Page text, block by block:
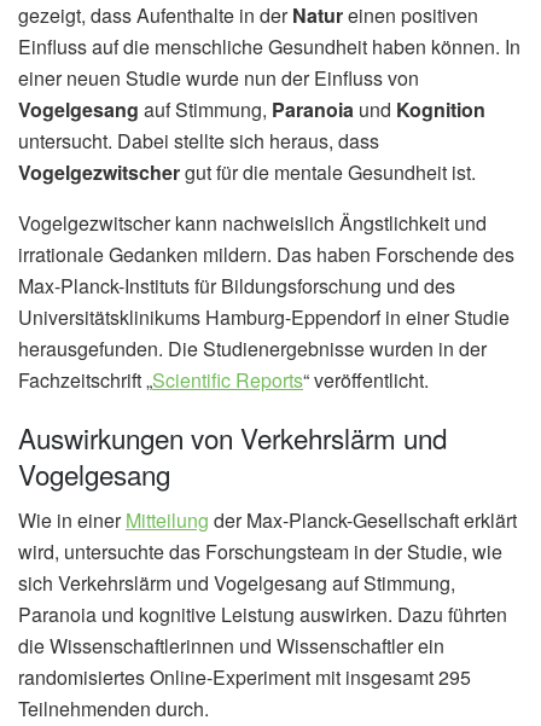
gezeigt, dass Aufenthalte in derNatureinen positiven
Einfluss auf die menschliche Gesundheit haben können. In
einer neuen Studie wurde nun der Einfluss von
Vogelgesang auf Stimmung, Paranoia und Kognition
untersucht. Dabei stellte sich heraus, dass
Vogelgezwitschergut für die mentale Gesundheit ist.
Vogelgezwitscher kann nachweislich Ängstlichkeit und
irrationale Gedanken mildern. Das haben Forschende des
Max-Planck-Instituts für Bildungsforschung und des
Universitätsklinikums Hamburg-Eppendorf in einer Studie
herausgefunden. Die Studienergebnisse wurden in der
Fachzeitschrift „Scientific Reports“ veröffentlicht.
Auswirkungen von Verkehrslärm und
Vogelgesang
Wie in einerMitteilung der Max-Planck-Gesellschaft erklärt
wird, untersuchte das Forschungsteam in der Studie, wie
sich Verkehrslärm und Vogelgesang auf Stimmung,
Paranoia und kognitive Leistung auswirken. Dazu führten
die Wissenschaftlerinnen und Wissenschaftler ein
randomisiertes Online-Experiment mit insgesamt 295
Teilnehmenden durch.